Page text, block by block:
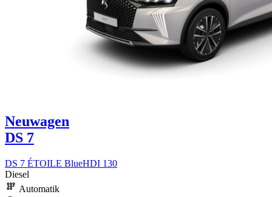
Neuwagen
DS 7
DS 7 ÉTOILE BlueHDI 130
Diesel
Automatik